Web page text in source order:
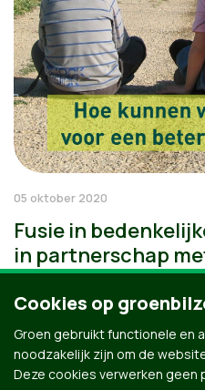
05 oktober 2020
Fusie in
in partnerschap
Cookies op
Groen gebruikt functionele en
noodzakelijk zijn om de
Deze cookies verwerken geen